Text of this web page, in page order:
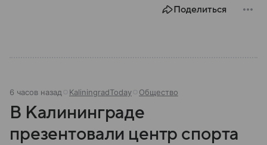
Поделиться
6 часов назад KaliningradToday Общество
В Калининграде
презентовали центр спорта